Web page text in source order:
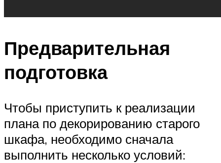
Предварительная
подготовка
Чтобы приступить к реализации
плана по декорированию старого
шкафа, необходимо сначала
выполнить несколько условий: